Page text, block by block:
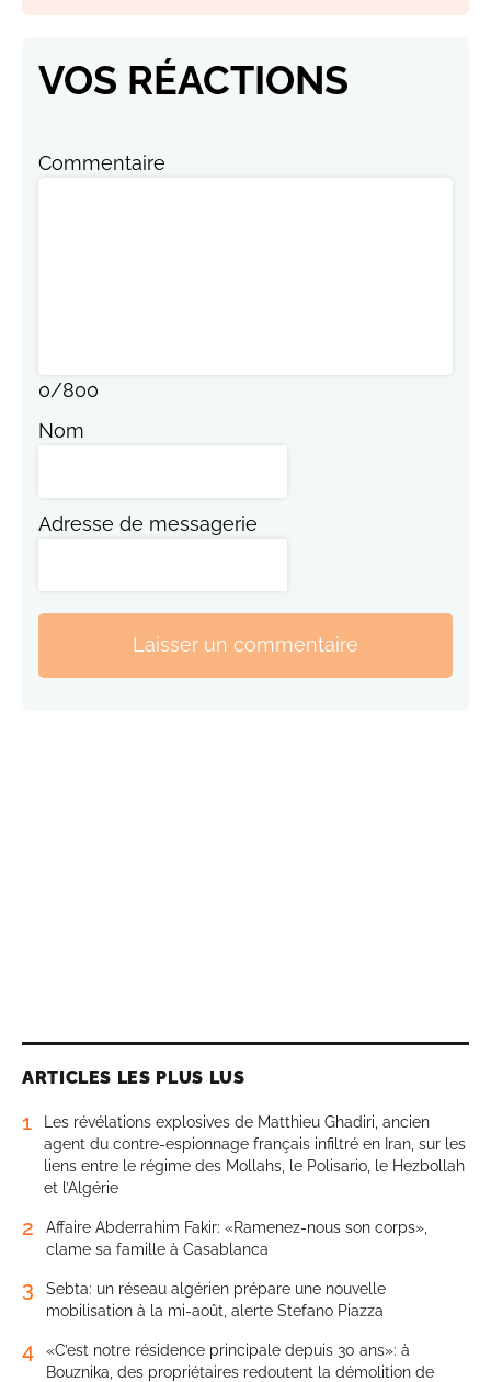
VOS RÉACTIONS
Commentaire
0/800
Nom
Adresse de messagerie
Laisser un commentaire
ARTICLES LES PLUS LUS
1
Les révélations explosives de Matthieu Ghadiri, ancien
agent du contre-espionnage français infiltré en Iran, sur les
liens entre le régime des Mollahs, le Polisario, le Hezbollah
et l’Algérie
2
Affaire Abderrahim Fakir: «Ramenez-nous son corps»,
clame sa famille à Casablanca
3
Sebta: un réseau algérien prépare une nouvelle
mobilisation à la mi-août, alerte Stefano Piazza
4
«C’est notre résidence principale depuis 30 ans»: à
Bouznika, des propriétaires redoutent la démolition de